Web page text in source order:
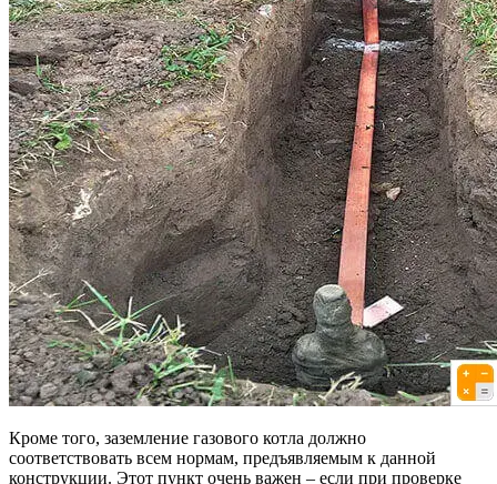
Кроме того, заземление газового котла должно
соответствовать всем нормам, предъявляемым к данной
конструкции. Этот пункт очень важен – если при проверке